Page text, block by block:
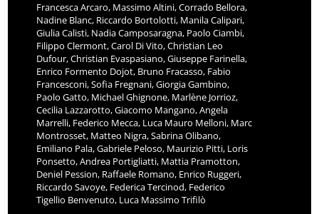
Francesca Arcaro, Massimo Altini, Corrado Bellora,
Nadine Blanc, Riccardo Bortolotti, Manila Calipari,
Giulia Calisti, Nadia Camposaragna, Paolo Ciambi,
Filippo Clermont, Carol Di Vito, Christian Leo
Dufour, Christian Evaspasiano, Giuseppe Farinella,
Enrico Formento Dojot, Bruno Fracasso, Fabio
Francesconi, Sofia Fregnani, Giorgia Gambino,
Paolo Gatto, Michael Ghignone, Marlène Jorrioz,
Cecilia Lazzarotto, Giacomo Mangano, Angela
Marrelli, Federico Mecca, Luca Mauro Melloni, Marc
Montrosset, Matteo Nigra, Sabrina Olibano,
Emiliano Pala, Gabriele Peloso, Maurizio Pitti, Loris
Ponsetto, Andrea Portigliatti, Mattia Pramotton,
Deniel Pession, Raffaele Romano, Enrico Ruggeri,
Riccardo Savoye, Federica Tercinod, Federico
Tigellio Benvenuto, Luca Massimo Trifilò